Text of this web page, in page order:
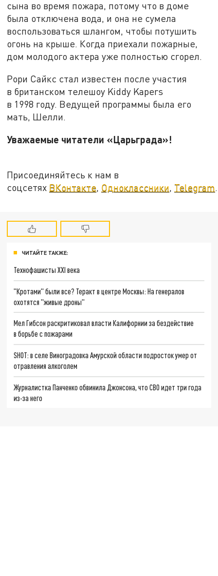
сына во время пожара, потому что в доме
была отключена вода, и она не сумела
воспользоваться шлангом, чтобы потушить
огонь на крыше. Когда приехали пожарные,
дом молодого актера уже полностью сгорел.
Рори Сайкс стал известен после участия
в британском телешоу Kiddy Kapers
в 1998 году. Ведущей программы была его
мать, Шелли.
Уважаемые читатели «Царьграда»!
Присоединяйтесь к нам в
соцсетях ВКонтакте, Одноклассники, Telegram.
ЧИТАЙТЕ ТАКЖЕ:
Технофашисты XXI века
"Кротами" были все? Теракт в центре Москвы: На генералов
охотятся "живые дроны"
Мел Гибсон раскритиковал власти Калифорнии за бездействие
в борьбе с пожарами
SHOT: в селе Виноградовка Амурской области подросток умер от
отравления алкоголем
Журналистка Панченко обвинила Джонсона, что СВО идет три года
из-за него